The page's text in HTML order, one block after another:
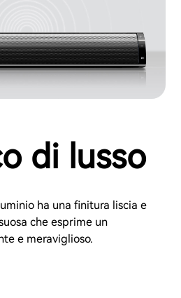
di lusso
ha una finitura liscia e
che esprime un
e meraviglioso.